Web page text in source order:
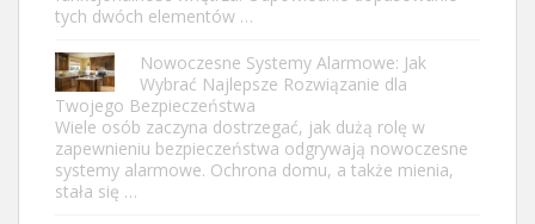
tych dwóch elementów …
Nowoczesne Systemy Alarmowe: Jak
Wybrać Najlepsze Rozwiązanie dla
Twojego Bezpieczeństwa
Wiele osób zaczyna dostrzegać, jak dużą rolę w
zapewnieniu bezpieczeństwa odgrywają nowoczesne
systemy alarmowe. Ochrona domu, a także mienia,
stała się …